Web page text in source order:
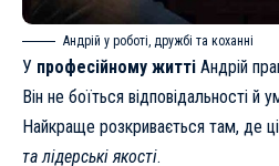
Андрій у роботі, дружбі та коханні
У професійному житті Андрій
Він не боїться відповідальності й
Найкраще розкривається там, де
та лідерські якості.